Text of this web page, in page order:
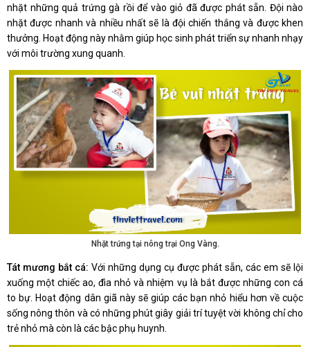
nhặt những quả trứng gà rồi để vào giỏ đã được phát sẵn. Đội nào
nhặt được nhanh và nhiều nhất sẽ là đội chiến thắng và được khen
thưởng. Hoạt động này nhằm giúp học sinh phát triển sự nhanh nhạy
với môi trường xung quanh.
Nhặt trứng tại nông trại Ong Vàng.
Tát mương bắt cá: Với những dụng cụ được phát sẵn, các em sẽ lội
xuống một chiếc ao, đìa nhỏ và nhiệm vụ là bắt được những con cá
to bự. Hoạt động dân giã này sẽ giúp các bạn nhỏ hiểu hơn về cuộc
sống nông thôn và có những phút giây giải trí tuyệt vời không chỉ cho
trẻ nhỏ mà còn là các bậc phụ huynh.